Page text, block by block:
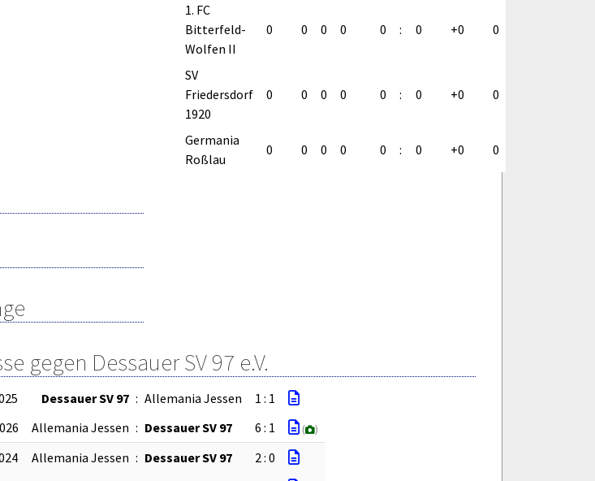
1. FC
Bitterfeld-
Wolfen II
0 0 0 0 0 : 0 +0 0
SV
Friedersdorf
1920
0 0 0 0 0 : 0 +0 0
Germania
Roßlau
0 0 0 0 0 : 0 +0 0
gegen Dessauer SV 97 e.V.
Dessauer SV 97 : Allemania Jessen
1 : 1
Allemania Jessen : Dessauer SV 97 6 : 1 ( )
Allemania Jessen : Dessauer SV 97
2 : 0